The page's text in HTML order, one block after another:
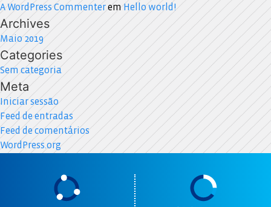
A WordPress Commenterem Hello world!
Archives
Maio 2019
Categories
Sem categoria
Meta
Iniciar sessão
Feed de entradas
Feed de comentários
WordPress.org